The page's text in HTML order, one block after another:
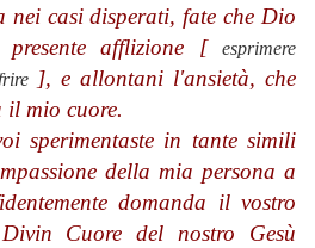
nei casi disperati, fate che Dio
afflizione [
esprimere
], e allontani l'ansietà, che
il mio cuore.
sperimentaste in tante simili
della mia persona a
domanda il vostro
Cuore del nostro Gesù